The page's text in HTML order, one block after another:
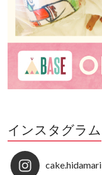
インスタグラム
cake.hidamari